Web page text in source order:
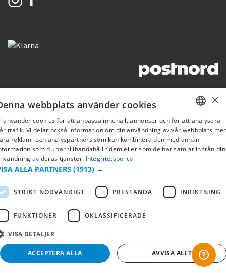
SWEDISH
FI
×
webbplats använder cookies
använder cookies för att anpassa innehåll, annonser och för att analysera
trafik. Vi delar också information om din användning av vår webbplats
reklam- och analyspartners som kan kombinera den med annan
som du har tillhandahållit dem eller som de har samlat in från din
av deras tjänster. Integritetspolicy
ALLA PARTNERS (1913) →
STRIKT NÖDVÄNDIGT PRESTANDA INRIKTNING
FUNKTIONER OKLASSIFICERADE
VISA DETALJER
ACCEPTERA ALLA AVVISA ALLT